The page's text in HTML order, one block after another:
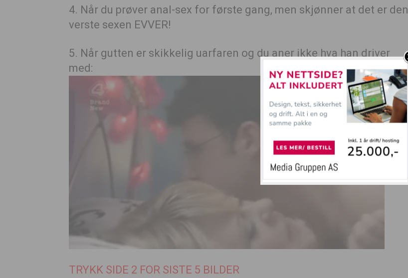
4. Når du prøver anal-sex for første gang, men skjønner at det er den
verste sexen EVVER!
5. Når gutten er skikkelig uarfaren og du aner ikke hva han driver
med:
TRYKK SIDE 2 FOR SISTE 5 BILDER